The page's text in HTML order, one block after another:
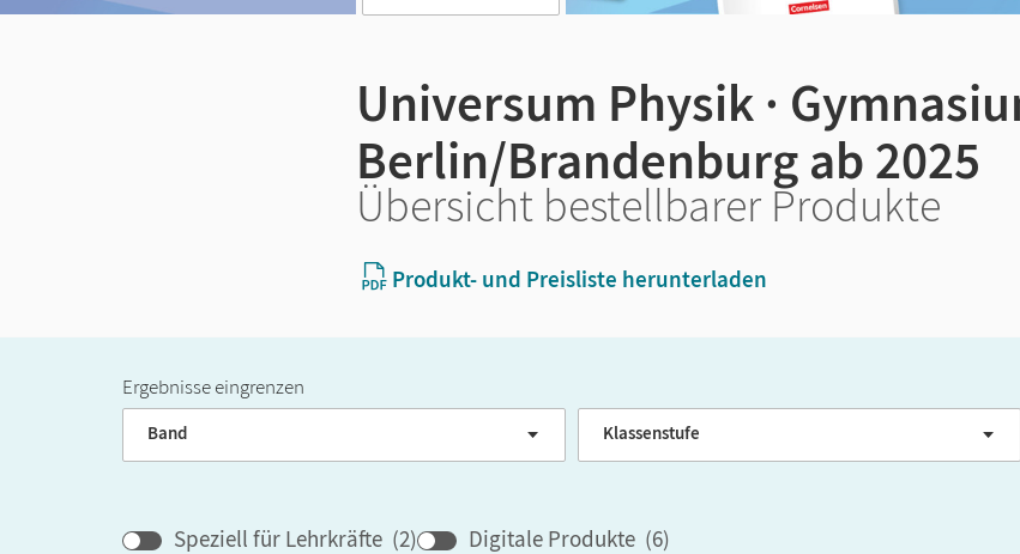
Universum Physik ·
Berlin/Brandenburg ab 2025
Übersicht bestellbarer Produkte
Produkt- und Preisliste herunterladen
Ergebnisse eingrenzen
Band Klassenstufe
Speziell für Lehrkräfte (2) Digitale Produkte (6)